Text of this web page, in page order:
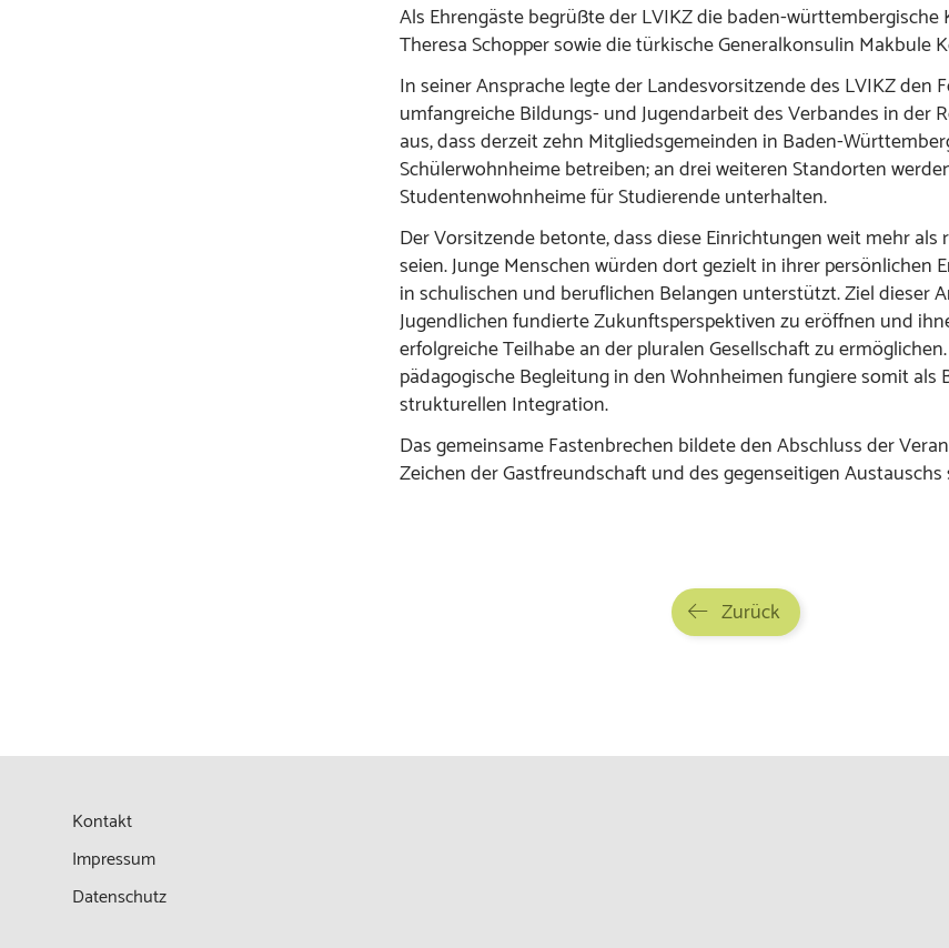
Als Ehrengäste begrüßte der LVIKZ die baden-
Theresa Schopper sowie die türkische Generalkonsulin Makbule
In seiner Ansprache legte der Landesvorsitzende des LVIKZ den
umfangreiche Bildungs- und Jugendarbeit des Verbandes in der
aus, dass derzeit zehn Mitgliedsgemeinden in Baden-
Schülerwohnheime betreiben; an drei weiteren Standorten
Studentenwohnheime für Studierende unterhalten.
Der Vorsitzende betonte, dass diese Einrichtungen weit mehr
seien. Junge Menschen würden dort gezielt in ihrer persönlichen
in schulischen und beruflichen Belangen unterstützt. Ziel dieser
Jugendlichen fundierte Zukunftsperspektiven zu eröffnen und
erfolgreiche Teilhabe an der pluralen Gesellschaft zu
pädagogische Begleitung in den Wohnheimen fungiere somit als
strukturellen Integration.
Das gemeinsame Fastenbrechen bildete den Abschluss der
Zeichen der Gastfreundschaft und des gegenseitigen Austauschs
Zurück
Kontakt
Impressum
Datenschutz